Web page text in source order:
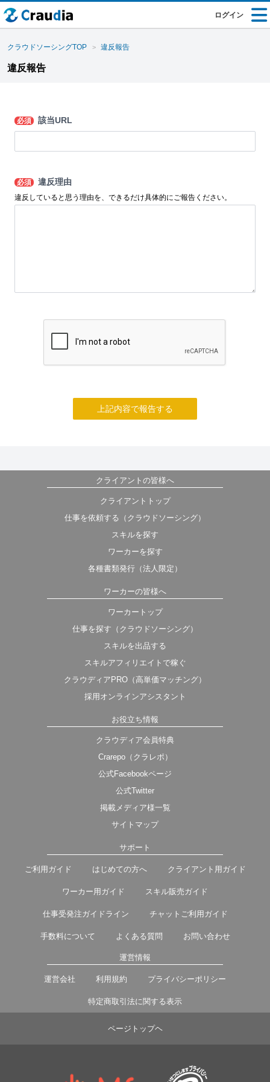
ログイン
クラウドソーシングTOP 違反報告
違反報告
必須 該当URL
必須 違反理由
違反していると思う理由を、できるだけ具体的にご報告ください。
上記内容で報告する
クライアントの皆様へ
クライアントトップ
仕事を依頼する（クラウドソーシング）
スキルを探す
ワーカーを探す
各種書類発行（法人限定）
ワーカーの皆様へ
ワーカートップ
仕事を探す（クラウドソーシング）
スキルを出品する
スキルアフィリエイトで稼ぐ
クラウディアPRO（高単価マッチング）
採用オンラインアシスタント
お役立ち情報
クラウディア会員特典
Crarepo（クラレポ）
公式Facebookページ
公式Twitter
掲載メディア様一覧
サイトマップ
サポート
ご利用ガイド はじめての方へ クライアント用ガイド
ワーカー用ガイド スキル販売ガイド
仕事受発注ガイドライン チャットご利用ガイド
手数料について よくある質問 お問い合わせ
運営情報
運営会社 利用規約 プライバシーポリシー
特定商取引法に関する表示
ページトップヘ